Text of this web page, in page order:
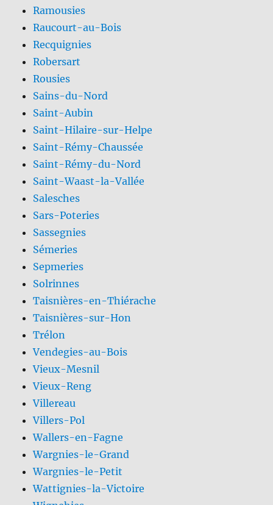
Ramousies
Raucourt-au-Bois
Recquignies
Robersart
Rousies
Sains-du-Nord
Saint-Aubin
Saint-Hilaire-sur-Helpe
Saint-Rémy-Chaussée
Saint-Rémy-du-Nord
Saint-Waast-la-Vallée
Salesches
Sars-Poteries
Sassegnies
Sémeries
Sepmeries
Solrinnes
Taisnières-en-Thiérache
Taisnières-sur-Hon
Trélon
Vendegies-au-Bois
Vieux-Mesnil
Vieux-Reng
Villereau
Villers-Pol
Wallers-en-Fagne
Wargnies-le-Grand
Wargnies-le-Petit
Wattignies-la-Victoire